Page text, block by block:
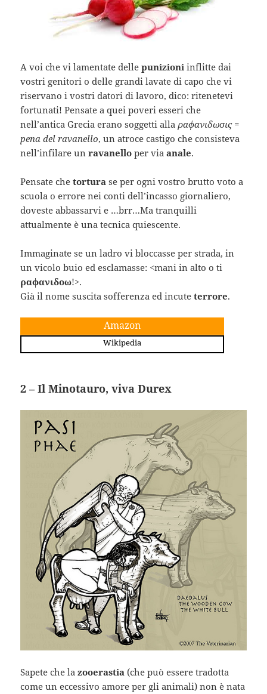
A voi che vi lamentate dellepunizioni inflitte dai
vostri genitori o delle grandi lavate di capo che vi
riservano i vostri datori di lavoro, dico: ritenetevi
fortunati! Pensate a quei poveri esseri che
nell’antica Grecia erano soggetti alla ραφανιδωσις =
pena del ravanello, un atroce castigo che consisteva
nell’infilare unravanello per viaanale.
Pensate chetortura se per ogni vostro brutto voto a
scuola o errore nei conti dell’incasso giornaliero,
doveste abbassarvi e …brr…Ma tranquilli
attualmente è una tecnica quiescente.
Immaginate se un ladro vi bloccasse per strada, in
un vicolo buio ed esclamasse: <mani in alto o ti
ραφανιδοω!>.
Già il nome suscita sofferenza ed incuteterrore.
Amazon
Wikipedia
2 – Il Minotauro, viva Durex
Sapete che la zooerastia (che può essere tradotta
come un eccessivo amore per gli animali) non è nata